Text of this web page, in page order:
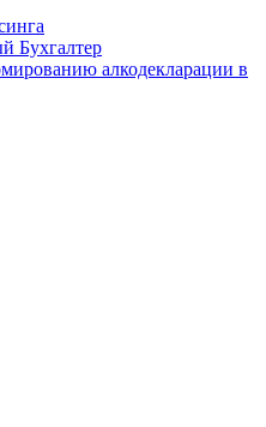
Бухгалтер
алкодекларации в